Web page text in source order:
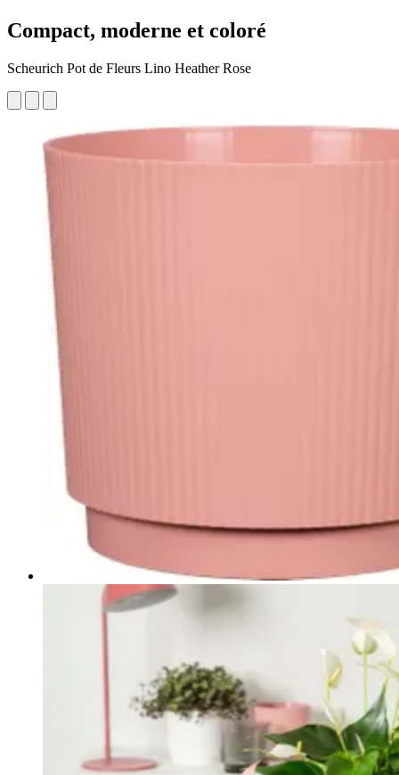
Compact, moderne et coloré
Scheurich Pot de Fleurs Lino Heather Rose